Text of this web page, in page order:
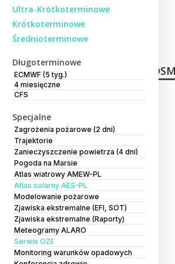
Ultra-Krótkoterminowe
Krótkoterminowe
Średnioterminowe
Długoterminowe
ECMWF (5 tyg.)
4 miesięczne
CFS
Specjalne
Zagrożenia pożarowe (2 dni)
Trajektorie
Zanieczyszczenie powietrza (4 dni)
Pogoda na Marsie
Atlas wiatrowy AMEW-PL
Atlas solarny AES-PL
Modelowanie pożarowe
Zjawiska ekstremalne (EFI, SOT)
Zjawiska ekstremalne (Raporty)
Meteogramy ALARO
Serwis OZE
Monitoring warunków opadowych